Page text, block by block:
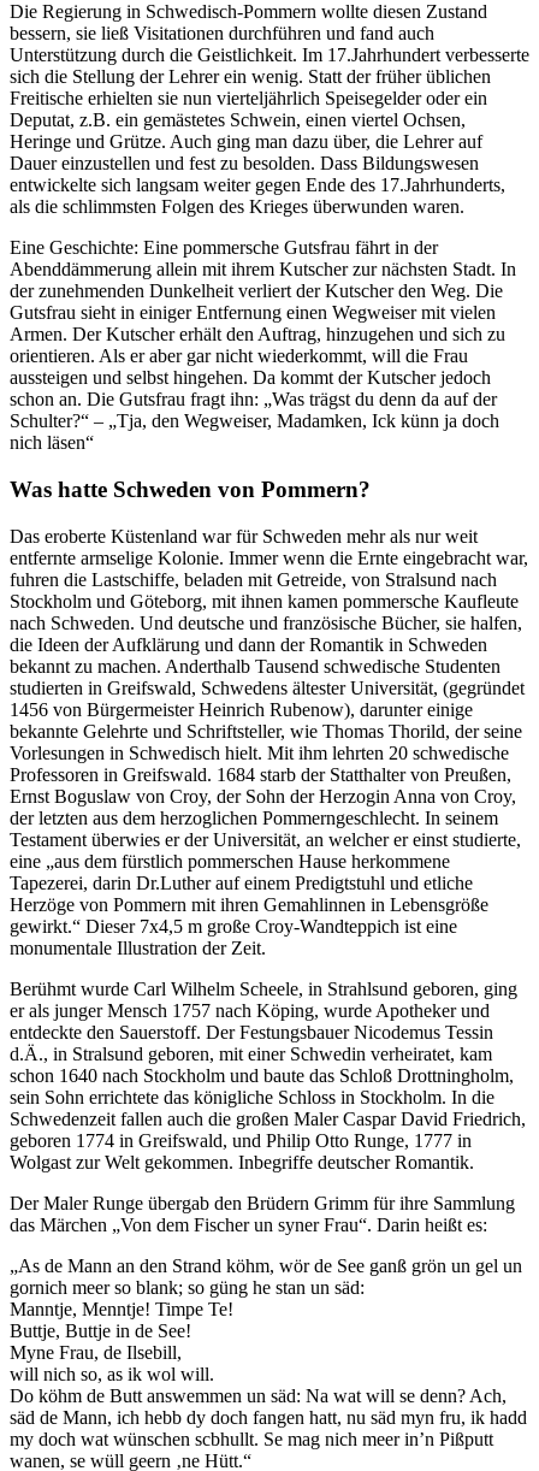
Die Regierung in Schwedisch-Pommern wollte diesen Zustand
bessern, sie ließ Visitationen durchführen und fand auch
Unterstützung durch die Geistlichkeit. Im 17.Jahrhundert verbesserte
sich die Stellung der Lehrer ein wenig. Statt der früher üblichen
Freitische erhielten sie nun vierteljährlich Speisegelder oder ein
Deputat, z.B. ein gemästetes Schwein, einen viertel Ochsen,
Heringe und Grütze. Auch ging man dazu über, die Lehrer auf
Dauer einzustellen und fest zu besolden. Dass Bildungswesen
entwickelte sich langsam weiter gegen Ende des 17.Jahrhunderts,
als die schlimmsten Folgen des Krieges überwunden waren.
Eine Geschichte: Eine pommersche Gutsfrau fährt in der
Abenddämmerung allein mit ihrem Kutscher zur nächsten Stadt. In
der zunehmenden Dunkelheit verliert der Kutscher den Weg. Die
Gutsfrau sieht in einiger Entfernung einen Wegweiser mit vielen
Armen. Der Kutscher erhält den Auftrag, hinzugehen und sich zu
orientieren. Als er aber gar nicht wiederkommt, will die Frau
aussteigen und selbst hingehen. Da kommt der Kutscher jedoch
schon an. Die Gutsfrau fragt ihn:
Was trägst du denn da auf der
Schulter?
–
Tja, den Wegweiser, Madamken, Ick künn ja doch
nich läsen
Was hatte Schweden von Pommern?
Das eroberte Küstenland war für Schweden mehr als nur weit
entfernte armselige Kolonie. Immer wenn die Ernte eingebracht war,
fuhren die Lastschiffe, beladen mit Getreide, von Stralsund nach
Stockholm und Göteborg, mit ihnen kamen pommersche Kaufleute
nach Schweden. Und deutsche und französische Bücher, sie halfen,
die Ideen der Aufklärung und dann der Romantik in Schweden
bekannt zu machen. Anderthalb Tausend schwedische Studenten
studierten in Greifswald, Schwedens ältester Universität, (gegründet
1456 von Bürgermeister Heinrich Rubenow), darunter einige
bekannte Gelehrte und Schriftsteller, wie Thomas Thorild, der seine
Vorlesungen in Schwedisch hielt. Mit ihm lehrten 20 schwedische
Professoren in Greifswald. 1684 starb der Statthalter von Preußen,
Ernst Boguslaw von Croy, der Sohn der Herzogin Anna von Croy,
der letzten aus dem herzoglichen Pommerngeschlecht. In seinem
Testament überwies er der Universität, an welcher er einst studierte,
eine
aus dem fürstlich pommerschen Hause herkommene
Tapezerei, darin Dr.Luther auf einem Predigtstuhl und etliche
Herzöge von Pommern mit ihren Gemahlinnen in Lebensgröße
gewirkt.
Dieser 7x4,5 m große Croy-Wandteppich ist eine
monumentale Illustration der Zeit.
Berühmt wurde Carl Wilhelm Scheele, in Strahlsund geboren, ging
er als junger Mensch 1757 nach Köping, wurde Apotheker und
entdeckte den Sauerstoff. Der Festungsbauer Nicodemus Tessin
d.Ä., in Stralsund geboren, mit einer Schwedin verheiratet, kam
schon 1640 nach Stockholm und baute das Schloß Drottningholm,
sein Sohn errichtete das königliche Schloss in Stockholm. In die
Schwedenzeit fallen auch die großen Maler Caspar David Friedrich,
geboren 1774 in Greifswald, und Philip Otto Runge, 1777 in
Wolgast zur Welt gekommen. Inbegriffe deutscher Romantik.
Der Maler Runge übergab den Brüdern Grimm für ihre Sammlung
das Märchen
Von dem Fischer un syner Frau . Darin heißt es:
As de Mann an den Strand köhm, wör de See ganß grön un gel un
gornich meer so blank; so güng he stan un säd:
Manntje, Menntje! Timpe Te!
Buttje, Buttje in de See!
Myne Frau, de Ilsebill,
will nich so, as ik wol will.
Do köhm de Butt answemmen un säd: Na wat will se denn? Ach,
säd de Mann, ich hebb dy doch fangen hatt, nu säd myn fru, ik hadd
my doch wat wünschen scbhullt. Se mag nich meer in’n Pißputt
wanen, se wüll geern ‚ne Hütt.